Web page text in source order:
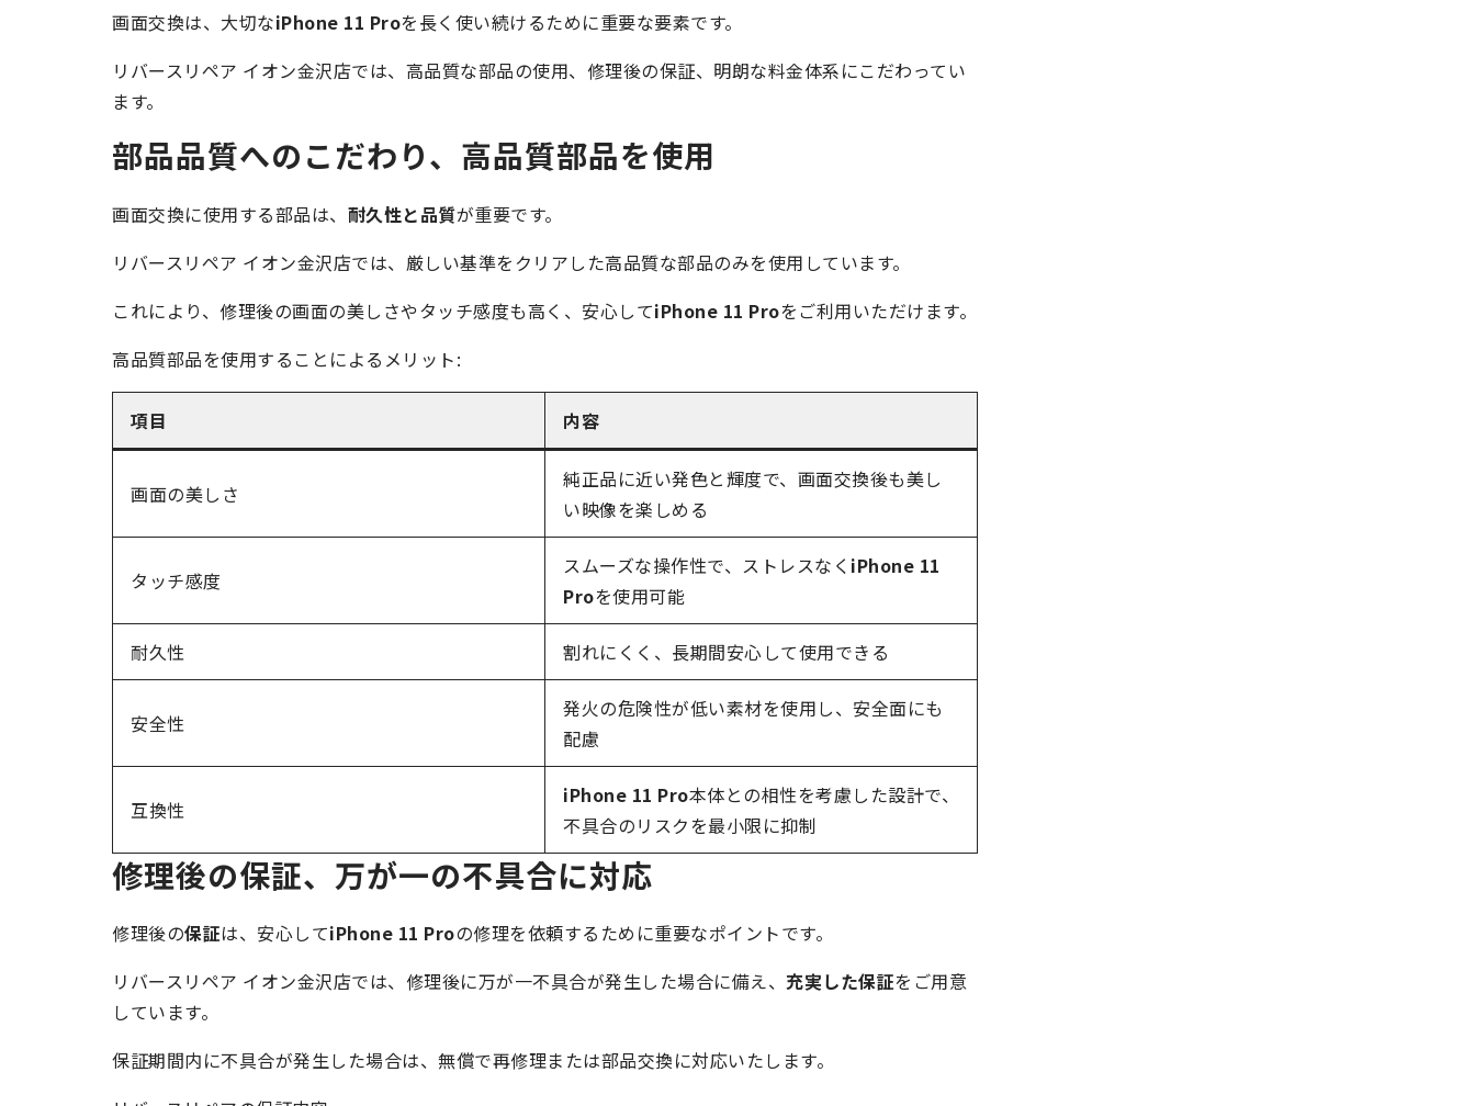
画面交換は、大切なiPhone 11 Proを長く使い続けるために重要な要素です。
リバースリペア イオン金沢店では、高品質な部品の使用、修理後の保証、明朗な料金体系にこだわってい
ます。
部品品質へのこだわり、高品質部品を使用
画面交換に使用する部品は、 耐久性と品質が重要です。
リバースリペア イオン金沢店では、厳しい基準をクリアした高品質な部品のみを使用しています。
これにより、修理後の画面の美しさやタッチ感度も高く、安心してiPhone 11 Proをご利用いただけます。
高品質部品を使用することによるメリット:
項目 内容
画面の美しさ
純正品に近い発色と輝度で、画面交換後も美し
い映像を楽しめる
タッチ感度
スムーズな操作性で、ストレスなく iPhone 11
Proを使用可能
耐久性 割れにくく、長期間安心して使用できる
安全性
発火の危険性が低い素材を使用し、安全面にも
配慮
互換性
iPhone 11 Pro本体との相性を考慮した設計で、
不具合のリスクを最小限に抑制
修理後の保証、万が一の不具合に対応
修理後の保証は、安心してiPhone 11 Proの修理を依頼するために重要なポイントです。
リバースリペア イオン金沢店では、修理後に万が一不具合が発生した場合に備え、 充実した保証をご用意
しています。
保証期間内に不具合が発生した場合は、無償で再修理または部品交換に対応いたします。